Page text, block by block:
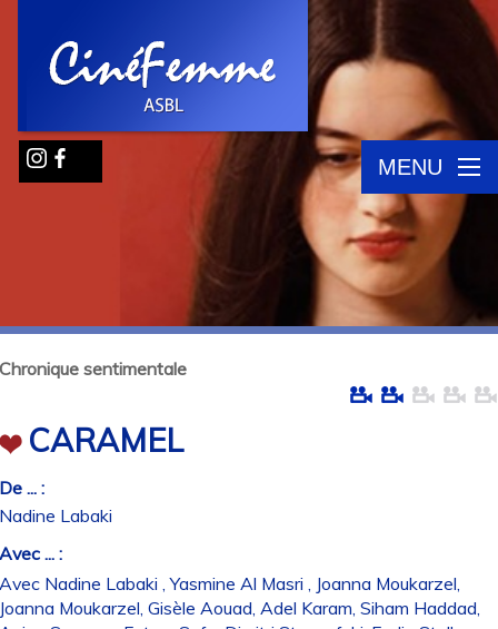
MENU
sentimentale
CARAMEL
... :
Labaki
... :
Nadine Labaki , Yasmine Al Masri , Joanna Moukarzel,
Moukarzel, Gisèle Aouad, Adel Karam, Siham Haddad,